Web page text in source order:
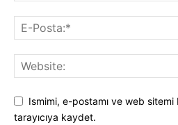
Ismimi, e-postamı ve web
tarayıcıya kaydet.